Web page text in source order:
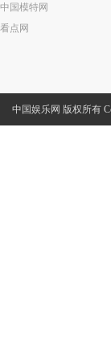
中国模特网
看点网
中国娱乐网 版权所有